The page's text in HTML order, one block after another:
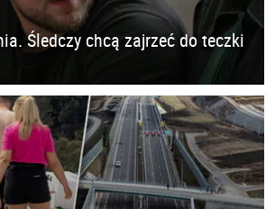
Śledczy chcą zajrzeć do teczki